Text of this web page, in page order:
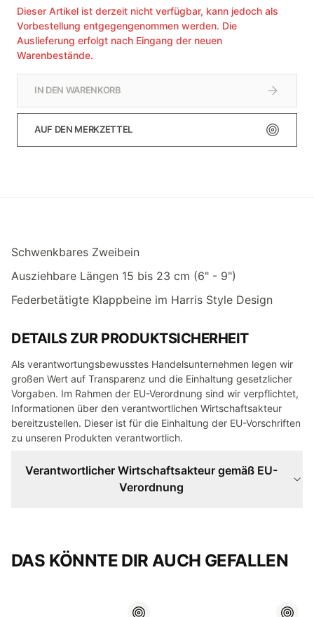
Dieser Artikel ist derzeit nicht verfügbar, kann jedoch als
Vorbestellung entgegengenommen werden. Die
Auslieferung erfolgt nach Eingang der neuen
Warenbestände.
IN DEN WARENKORB
AUF DEN MERKZETTEL
Schwenkbares Zweibein
Ausziehbare Längen 15 bis 23 cm (6" - 9")
Federbetätigte Klappbeine im Harris Style Design
DETAILS ZUR PRODUKTSICHERHEIT
Als verantwortungsbewusstes Handelsunternehmen legen wir
großen Wert auf Transparenz und die Einhaltung gesetzlicher
Vorgaben. Im Rahmen der EU-Verordnung sind wir verpflichtet,
Informationen über den verantwortlichen Wirtschaftsakteur
bereitzustellen. Dieser ist für die Einhaltung der EU-Vorschriften
zu unseren Produkten verantwortlich.
Verantwortlicher Wirtschaftsakteur gemäß EU-
Verordnung
DAS KÖNNTE DIR AUCH GEFALLEN